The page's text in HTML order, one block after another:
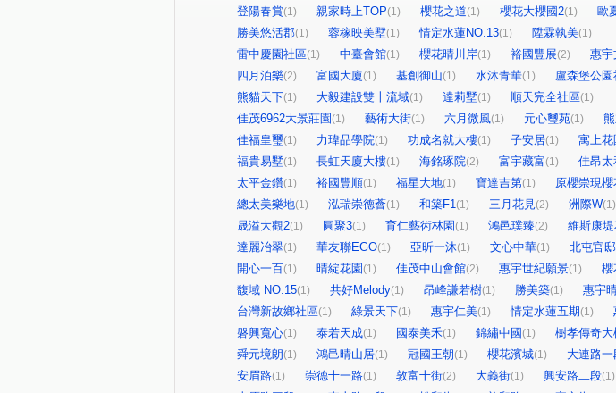
登陽春賞(1) 親家時上TOP(1) 櫻花之道(1) 櫻花大櫻國2(1) 歐
勝美悠活郡(1) 蓉稼映美墅(1) 情定水蓮NO.13(1) 陞霖執美(1)
雷中慶園社區(1) 中臺會館(1) 櫻花晴川岸(1) 裕國豐展(2) 惠宇
四月泊樂(2) 富國大廈(1) 基創御山(1) 水沐青華(1) 盧森堡公園
熊貓天下(1) 大毅建設雙十流域(1) 達莉墅(1) 順天完全社區(1)
佳茂6962大景莊園 (1) 藝術大街(1) 六月微風(1) 元心璽苑(1)
佳福皇璽(1) 力瑋品學院(1) 功成名就大樓(1) 子安居(1) 寓上花
福貴易墅(1) 長虹天廈大樓(1) 海銘琢院(2) 富宇藏富(1) 佳昂太
太平金鑽(1) 裕國豐順(1) 福星大地(1) 寶達吉第(1) 原櫻崇現
總太美樂地(1) 泓瑞崇德薈(1) 和築F1(1) 三月花見(2) 洲際W(1)
晟溢大觀2(1) 圓聚3(1) 育仁藝術林園 (1) 鴻邑璞臻(2) 維斯康堤
達麗冶翠(1) 華友聯EGO(1) 亞昕一沐(1) 文心中華(1) 北屯官邸
開心一百(1) 晴綻花園 (1) 佳茂中山會館(2) 惠宇世紀願景(1) 櫻
馥域 NO.15(1) 共好Melody(1) 昂峰謙若樹(1) 勝美築(1) 惠宇
台灣新故鄉社區(1) 綠景天下(1) 惠宇仁美(1) 情定水蓮五期(1)
磐興寬心(1) 泰若天成(1) 國泰美禾(1) 錦繡中國 (1) 樹孝傳奇大
舜元境朗(1) 鴻邑晴山居(1) 冠國王朝(1) 櫻花濱城(1) 大連路一
安眉路(1) 崇德十一路(1) 敦富十街(2) 大義街(1) 興安路二段(1)